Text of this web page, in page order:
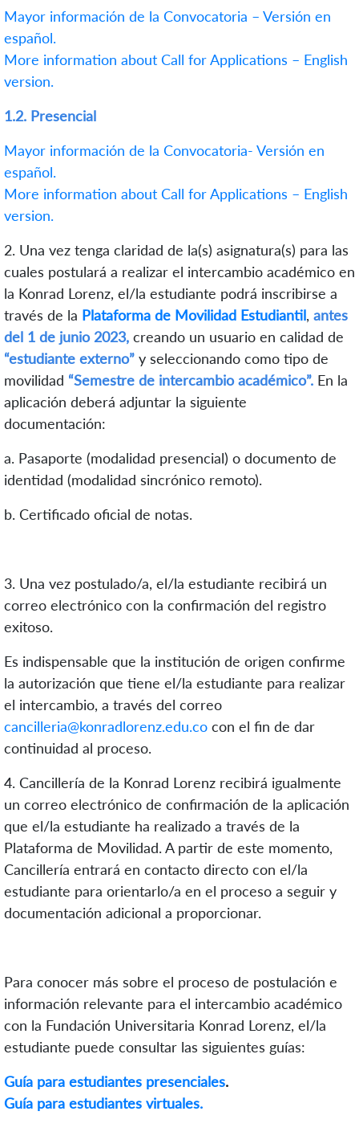
Mayor información de la Convocatoria – Versión en
español.
More information about Call for Applications – English
version.
1.2. Presencial
Mayor información de la Convocatoria- Versión en
español.
More information about Call for Applications – English
version.
2. Una vez tenga claridad de la(s) asignatura(s) para las
cuales postulará a realizar el intercambio académico en
la Konrad Lorenz, el/la estudiante podrá inscribirse a
través de la Plataforma de Movilidad Estudiantil, antes
del 1 de junio 2023, creando un usuario en calidad de
“estudiante externo” y seleccionando como tipo de
movilidad “Semestre de intercambio académico”. En la
aplicación deberá adjuntar la siguiente
documentación:
a. Pasaporte (modalidad presencial) o documento de
identidad (modalidad sincrónico remoto).
b. Certificado oficial de notas.
3. Una vez postulado/a, el/la estudiante recibirá un
correo electrónico con la confirmación del registro
exitoso.
Es indispensable que la institución de origen confirme
la autorización que tiene el/la estudiante para realizar
el intercambio, a través del correo
cancilleria@konradlorenz.edu.co con el fin de dar
continuidad al proceso.
4. Cancillería de la Konrad Lorenz recibirá igualmente
un correo electrónico de confirmación de la aplicación
que el/la estudiante ha realizado a través de la
Plataforma de Movilidad. A partir de este momento,
Cancillería entrará en contacto directo con el/la
estudiante para orientarlo/a en el proceso a seguir y
documentación adicional a proporcionar.
Para conocer más sobre el proceso de postulación e
información relevante para el intercambio académico
con la Fundación Universitaria Konrad Lorenz, el/la
estudiante puede consultar las siguientes guías:
Guía para estudiantes presenciales.
Guía para estudiantes virtuales.